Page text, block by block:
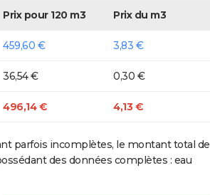
Prix pour 120 m3 Prix du m3
459,60 € 3,83 €
36,54 € 0,30 €
496,14 € 4,13 €
parfois incomplètes, le montant total de
des données complètes : eau